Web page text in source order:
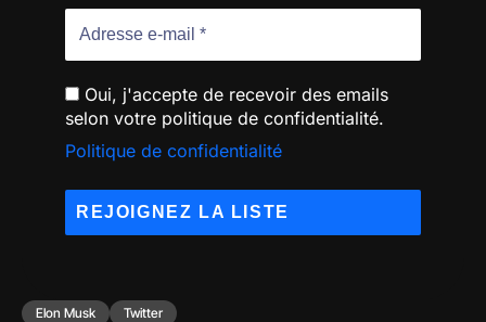
Oui, j'accepte de recevoir des emails
selon votre politique de confidentialité.
Politique de confidentialité
Elon Musk Twitter